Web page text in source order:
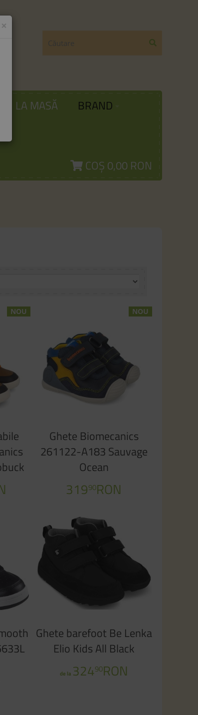
LA MASĂ
BRAND
COȘ 0,00 RON
NOU NOU
Ghete Biomecanics
261122-A183 Sauvage
Ocean
31990RON
Ghete barefoot Be Lenka
Elio Kids All Black
de la 32490RON
×